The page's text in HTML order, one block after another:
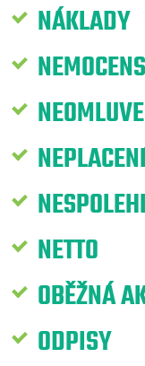
NÁKLADY
NETTO
OBĚŽNÁ
ODPISY